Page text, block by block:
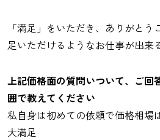
「満足」をいただき、ありがと
足いただけるようなお仕事が出来
上記価格面の質問いついて、ご回
囲で教えてください
私自身は初めての依頼で価格相場
大満足